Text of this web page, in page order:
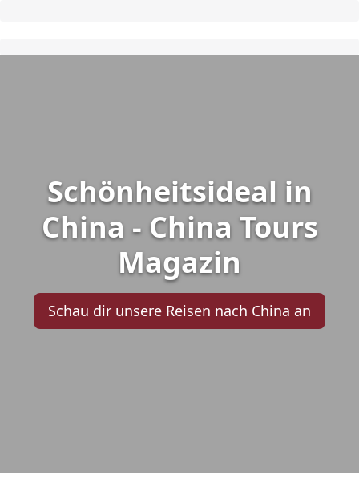
Schönheitsideal in
China - China Tours
Magazin
Schau dir unsere Reisen nach China an